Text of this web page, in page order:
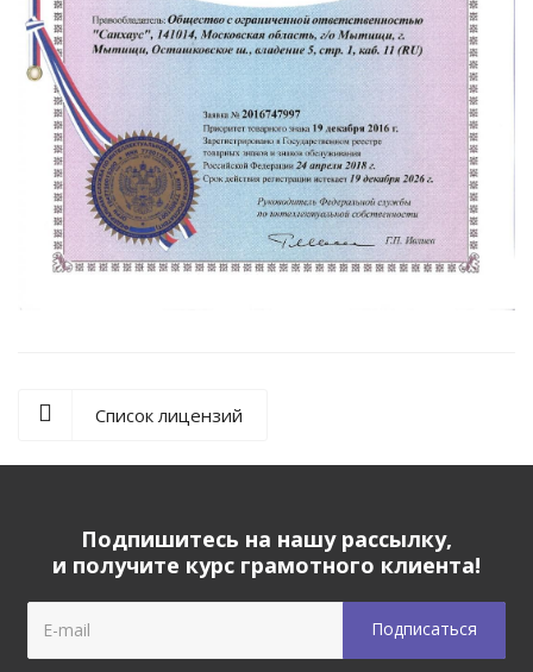
Список лицензий
Подпишитесь на нашу рассылку,
и получите курс грамотного клиента!